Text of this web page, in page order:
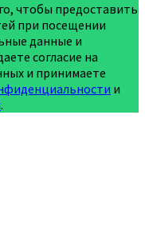
чтобы предоставить
при посещении
данные и
согласие на
и принимаете
и
.